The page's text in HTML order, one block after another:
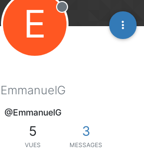
E Hors-ligne
EmmanuelG
@EmmanuelG
5
VUES
3
MESSAGES